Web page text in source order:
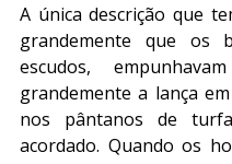
A única descrição que
grandemente que os
escudos,
grandemente a lança
nos pântanos de
acordado. Quando os